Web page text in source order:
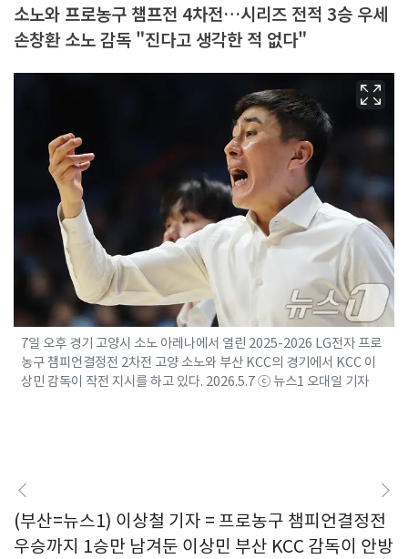
소노와 프로농구 챔프전 4차전…시리즈 전적 3승 우세
손창환 소노 감독 "진다고 생각한 적 없다"
7일 오후 경기 고양시 소노 아레나에서 열린 2025-2026 LG전자 프로
농구 챔피언결정전 2차전 고양 소노와 부산 KCC의 경기에서 KCC 이
상민 감독이 작전 지시를 하고 있다. 2026.5.7 ⓒ 뉴스1 오대일 기자
(부산=뉴스1) 이상철 기자 = 프로농구 챔피언결정전
우승까지 1승만 남겨둔 이상민 부산 KCC 감독이 안방